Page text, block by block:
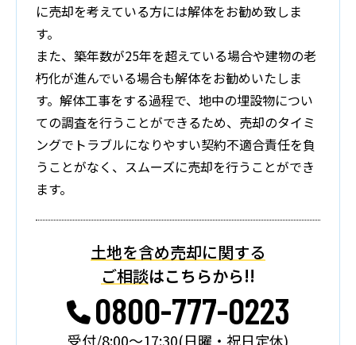
に売却を考えている方には解体をお勧め致しま
す。
また、築年数が25年を超えている場合や建物の老
朽化が進んでいる場合も解体をお勧めいたしま
す。解体工事をする過程で、地中の埋設物につい
ての調査を行うことができるため、売却のタイミ
ングでトラブルになりやすい契約不適合責任を負
うことがなく、スムーズに売却を行うことができ
ます。
土地を含め売却に関する
ご相談はこちらから!!
0800-777-0223
受付/8:00～17:30(日曜・祝日定休)